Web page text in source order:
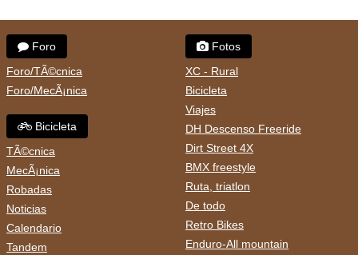
Foro
Foro/TÃ©cnica
Foro/MecÃ¡nica
Bicicleta
TÃ©cnica
MecÃ¡nica
Robadas
Noticias
Calendario
Tandem
Fotos
XC - Rural
Bicicleta
Viajes
DH Descenso Freeride
Dirt Street 4X
BMX freestyle
Ruta, triatlon
De todo
Retro Bikes
Enduro-All mountain